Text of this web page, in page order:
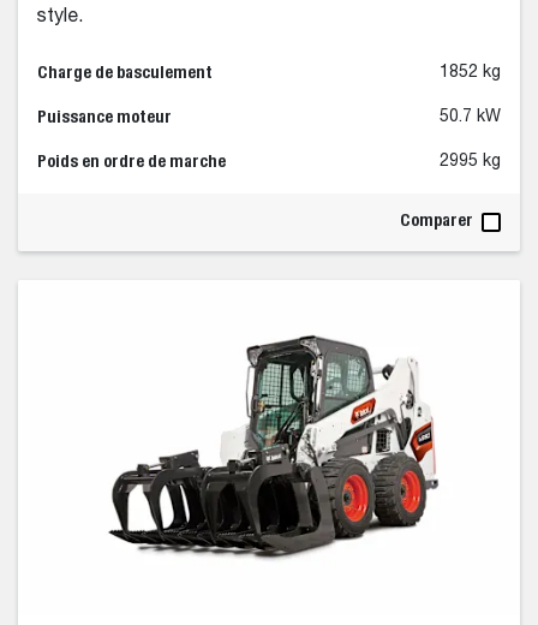
style.
Charge de basculement 1852 kg
Puissance moteur 50.7 kW
Poids en ordre de marche 2995 kg
Comparer